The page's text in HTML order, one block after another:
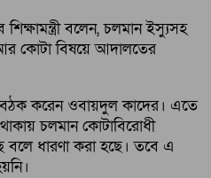
বলেন, চলমান ইস্যুসহ
কোটা বিষয়ে আদালতের
বৈঠক করেন ওবায়দুল কাদের। এতে
থাকায় চলমান কোটাবিরোধী
ধারণা করা হছে। তবে এ